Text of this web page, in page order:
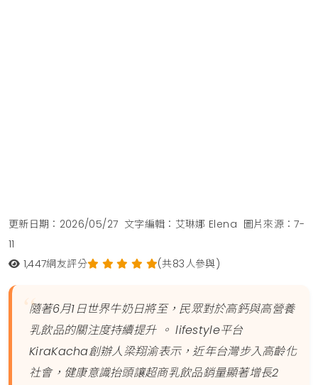
更新日期：2026/05/27 文字編輯：艾琳娜 Elena 圖片來源：7-
11
1,447網友評分 (共83人參與)
隨著6月1日世界牛奶日將至，民眾對於高鈣與高營養
乳飲品的關注度持續提升 。 lifestyle平台
KiraKacha創辦人梁翔渝表示，近年台灣步入高齡化
社會，健康意識抬頭讓超商乳飲品銷量顯著增長2